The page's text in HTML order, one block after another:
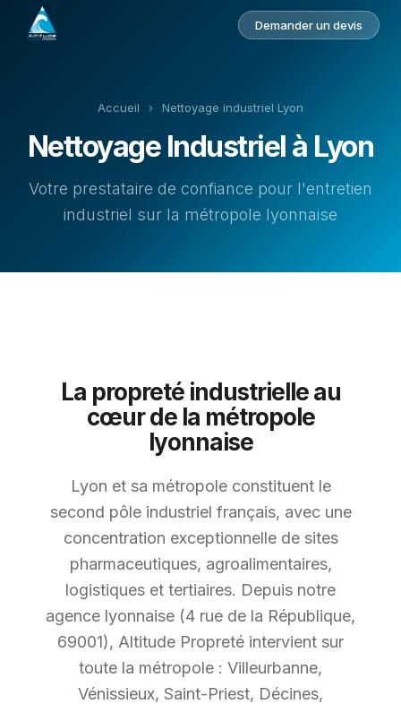
Demander un devis
Accueil › Nettoyage industriel Lyon
Nettoyage Industriel à Lyon
Votre prestataire de confiance pour l'entretien
industriel sur la métropole lyonnaise
La propreté industrielle au
cœur de la métropole
lyonnaise
Lyon et sa métropole constituent le
second pôle industriel français, avec une
concentration exceptionnelle de sites
pharmaceutiques, agroalimentaires,
logistiques et tertiaires. Depuis notre
agence lyonnaise (4 rue de la République,
69001), Altitude Propreté intervient sur
toute la métropole : Villeurbanne,
Vénissieux, Saint-Priest, Décines,